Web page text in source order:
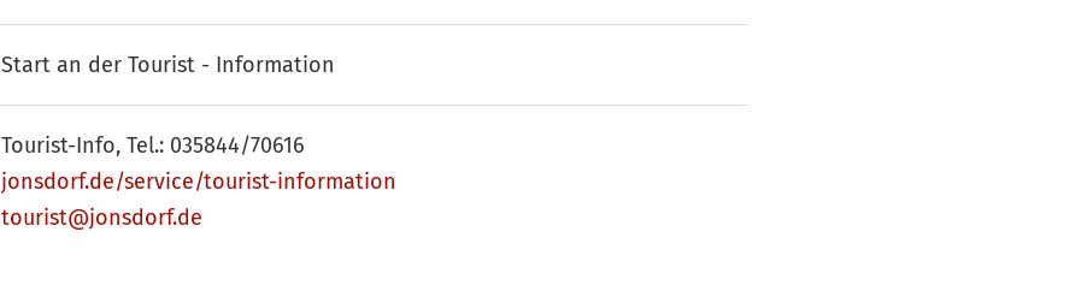
Start an der Tourist - Information
Tourist-Info, Tel.: 035844/70616
jonsdorf.de/service/tourist-information
tourist@jonsdorf.de